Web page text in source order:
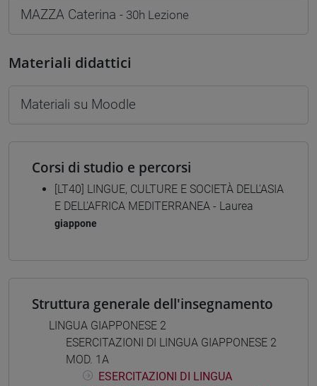
MAZZA Caterina - 30h Lezione
Materiali didattici
Materiali su Moodle
Corsi di studio e percorsi
[LT40] LINGUE, CULTURE E SOCIETÀ DELL'ASIA
E DELL'AFRICA MEDITERRANEA - Laurea
giappone
Struttura generale dell'insegnamento
LINGUA GIAPPONESE 2
ESERCITAZIONI DI LINGUA GIAPPONESE 2
MOD. 1A
ESERCITAZIONI DI LINGUA